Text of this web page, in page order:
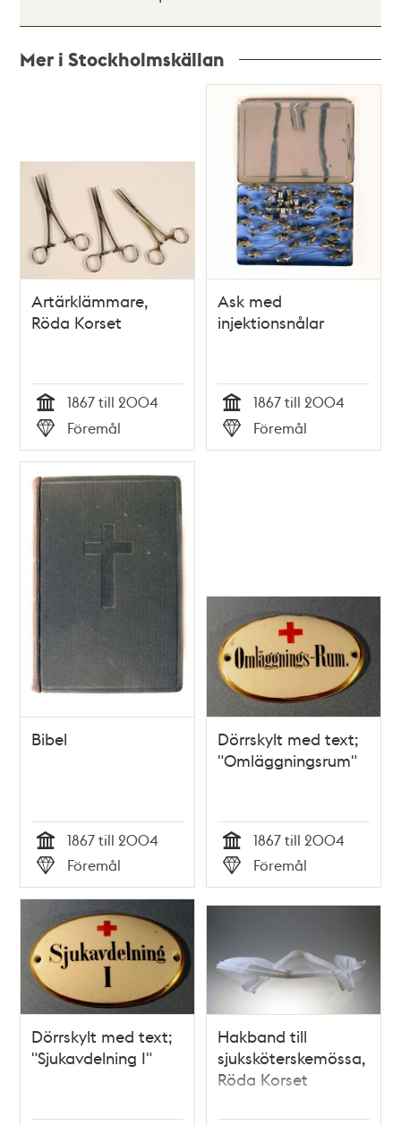
Mer i Stockholmskällan
teman
Artärklämmare,
Röda Korset
Tid
1867 till 2004
Typ
Föremål
Ask med
injektionsnålar
Tid
1867 till 2004
Typ
Föremål
Bibel
Tid
1867 till 2004
Typ
Föremål
Dörrskylt med text;
"Omläggningsrum"
Tid
1867 till 2004
Typ
Föremål
Dörrskylt med text;
"Sjukavdelning I"
Hakband till
sjuksköterskemössa,
Röda Korset